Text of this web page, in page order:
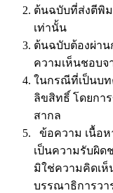
ต้นฉบับที่ส่งตีพิ
เท่านั้น
ต้นฉบับต้องผ่า
ความเห็นชอบจ
ในกรณีที่เป็นบท
ลิขสิทธิ์ โดยกา
สากล
ข้อความ เนื้อ
เป็นความรับผิด
มิใช่ความคิดเห็
บรรณาธิการวา